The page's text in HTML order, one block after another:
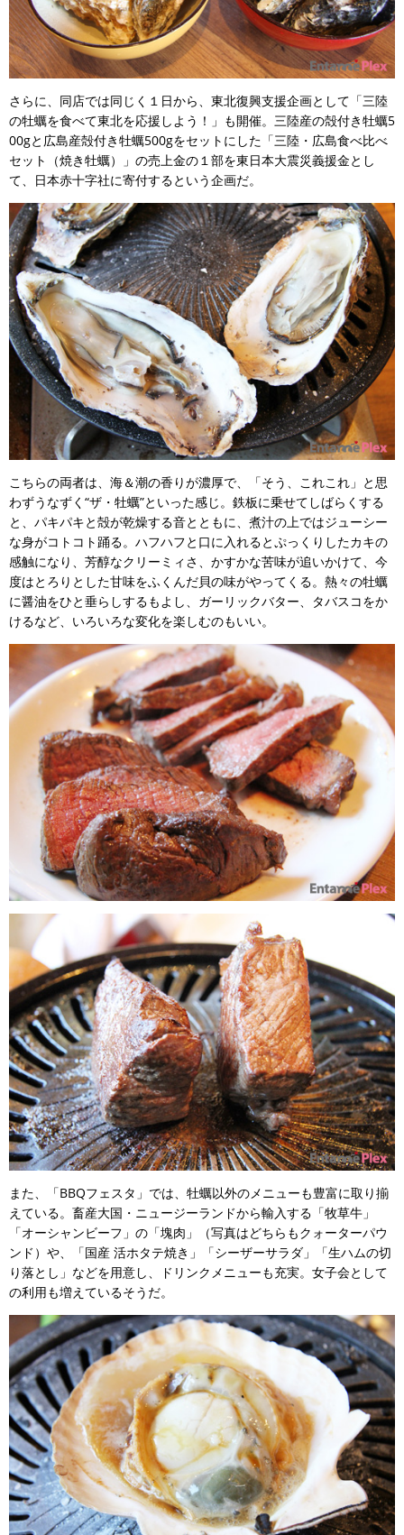
さらに、同店では同じく１日から、東北復興支援企画として「三陸
の牡蠣を食べて東北を応援しよう！」も開催。三陸産の殻付き牡蠣5
00gと広島産殻付き牡蠣500gをセットにした「三陸・広島食べ比べ
セット（焼き牡蠣）」の売上金の１部を東日本大震災義援金とし
て、日本赤十字社に寄付するという企画だ。
こちらの両者は、海＆潮の香りが濃厚で、「そう、これこれ」と思
わずうなずく“ザ・牡蠣”といった感じ。鉄板に乗せてしばらくする
と、パキパキと殻が乾燥する音とともに、煮汁の上ではジューシー
な身がコトコト踊る。ハフハフと口に入れるとぷっくりしたカキの
感触になり、芳醇なクリーミィさ、かすかな苦味が追いかけて、今
度はとろりとした甘味をふくんだ貝の味がやってくる。熱々の牡蠣
に醤油をひと垂らしするもよし、ガーリックバター、タバスコをか
けるなど、いろいろな変化を楽しむのもいい。
また、「BBQフェスタ」では、牡蠣以外のメニューも豊富に取り揃
えている。畜産大国・ニュージーランドから輸入する「牧草牛」
「オーシャンビーフ」の「塊肉」（写真はどちらもクォーターパウ
ンド）や、「国産 活ホタテ焼き」「シーザーサラダ」「生ハムの切
り落とし」などを用意し、ドリンクメニューも充実。女子会として
の利用も増えているそうだ。